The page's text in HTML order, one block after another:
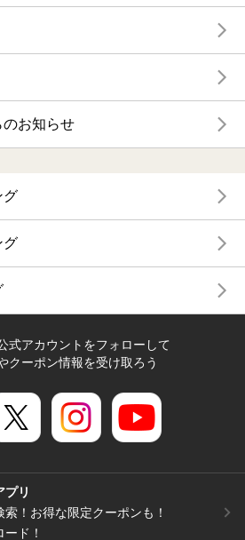
お知らせ
グ
グ
式アカウントをフォローして
クーポン情報を受け取ろう
プリ
！お得な限定クーポンも！
ド！